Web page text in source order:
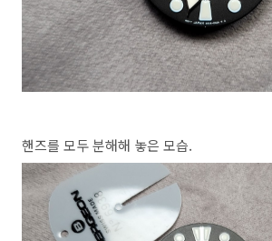
핸즈를 모두 분해해 놓은 모습.